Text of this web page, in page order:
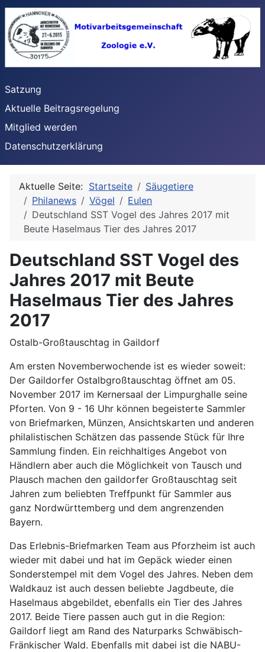
Satzung
Aktuelle Beitragsregelung
Mitglied werden
Datenschutzerklärung
Aktuelle Seite: Startseite
Säugetiere
Philanews
Vögel
Eulen
Deutschland SST Vogel des Jahres 2017 mit
Beute Haselmaus Tier des Jahres 2017
Deutschland SST Vogel des
Jahres 2017 mit Beute
Haselmaus Tier des Jahres
2017
Ostalb-Großtauschtag in Gaildorf
Am ersten Novemberwochende ist es wieder soweit:
Der Gaildorfer Ostalbgroßtauschtag öffnet am 05.
November 2017 im Kernersaal der Limpurghalle seine
Pforten. Von 9 - 16 Uhr können begeisterte Sammler
von Briefmarken, Münzen, Ansichtskarten und anderen
philalistischen Schätzen das passende Stück für Ihre
Sammlung finden. Ein reichhaltiges Angebot von
Händlern aber auch die Möglichkeit von Tausch und
Plausch machen den gaildorfer Großtauschtag seit
Jahren zum beliebten Treffpunkt für Sammler aus
ganz Nordwürttemberg und dem angrenzenden
Bayern.
Das Erlebnis-Briefmarken Team aus Pforzheim ist auch
wieder mit dabei und hat im Gepäck wieder einen
Sonderstempel mit dem Vogel des Jahres. Neben dem
Waldkauz ist auch dessen beliebte Jagdbeute, die
Haselmaus abgebildet, ebenfalls ein Tier des Jahres
2017. Beide Tiere passen auch gut in die Region:
Gaildorf liegt am Rand des Naturparks Schwäbisch-
Fränkischer Wald. Ebenfalls mit dabei ist die NABU-